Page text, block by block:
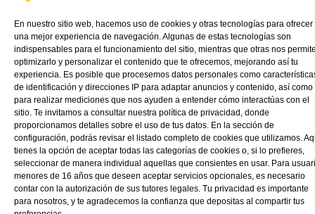
En nuestro sitio web, hacemos uso de cookies y otras tecnologías para ofrecer
una mejor experiencia de navegación. Algunas de estas tecnologías son
indispensables para el funcionamiento del sitio, mientras que otras nos
optimizarlo y personalizar el contenido que te ofrecemos, mejorando así tu
experiencia. Es posible que procesemos datos personales como
de identificación y direcciones IP para adaptar anuncios y contenido, así como
para realizar mediciones que nos ayuden a entender cómo interactúas con el
sitio. Te invitamos a consultar nuestra política de privacidad, donde
proporcionamos detalles sobre el uso de tus datos. En la sección de
configuración, podrás revisar el listado completo de cookies que utilizamos.
tienes la opción de aceptar todas las categorías de cookies o, si lo prefieres,
seleccionar de manera individual aquellas que consientes en usar. Para
menores de 16 años que deseen aceptar servicios opcionales, es necesario
contar con la autorización de sus tutores legales. Tu privacidad es importante
para nosotros, y te agradecemos la confianza que depositas al compartir tus
Paneles modulares, sistema de anclaje y montaje.
Read More »